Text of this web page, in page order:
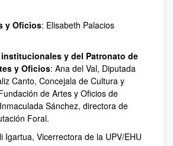
y Oficios: Elisabeth Palacios
y del Patronato de
y Oficios: Ana del Val, Diputada
Canto, Concejala de Cultura y
de Artes y Oficios de
Sánchez, directora de
Foral.
Igartua, Vicerrectora de la UPV/EHU